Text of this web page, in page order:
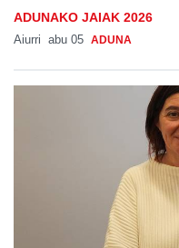
ADUNAKO JAIAK 2026
Aiurri abu 05 ADUNA